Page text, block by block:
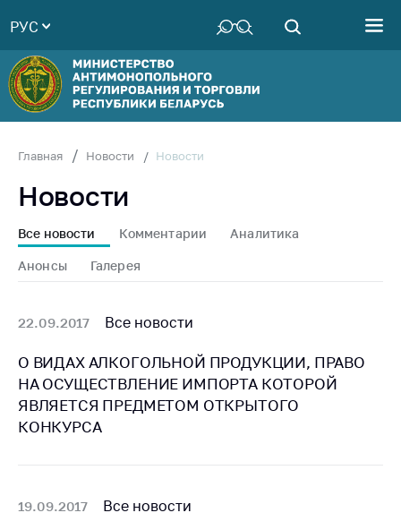
Руководство
Структура
Министерства
Территориальные
Законодательство
Антикоррупционная
деятельность
совет
Соискателям
Награждения
Белорусская
универсальная
жизнь
РУС
Главная Новости Новости
Новости
Все новости Комментарии Аналитика
Анонсы Галерея
22.09.2017 Все новости
О ВИДАХ АЛКОГОЛЬНОЙ ПРОДУКЦИИ, ПРАВО
НА ОСУЩЕСТВЛЕНИЕ ИМПОРТА КОТОРОЙ
ЯВЛЯЕТСЯ ПРЕДМЕТОМ ОТКРЫТОГО
КОНКУРСА
19.09.2017 Все новости